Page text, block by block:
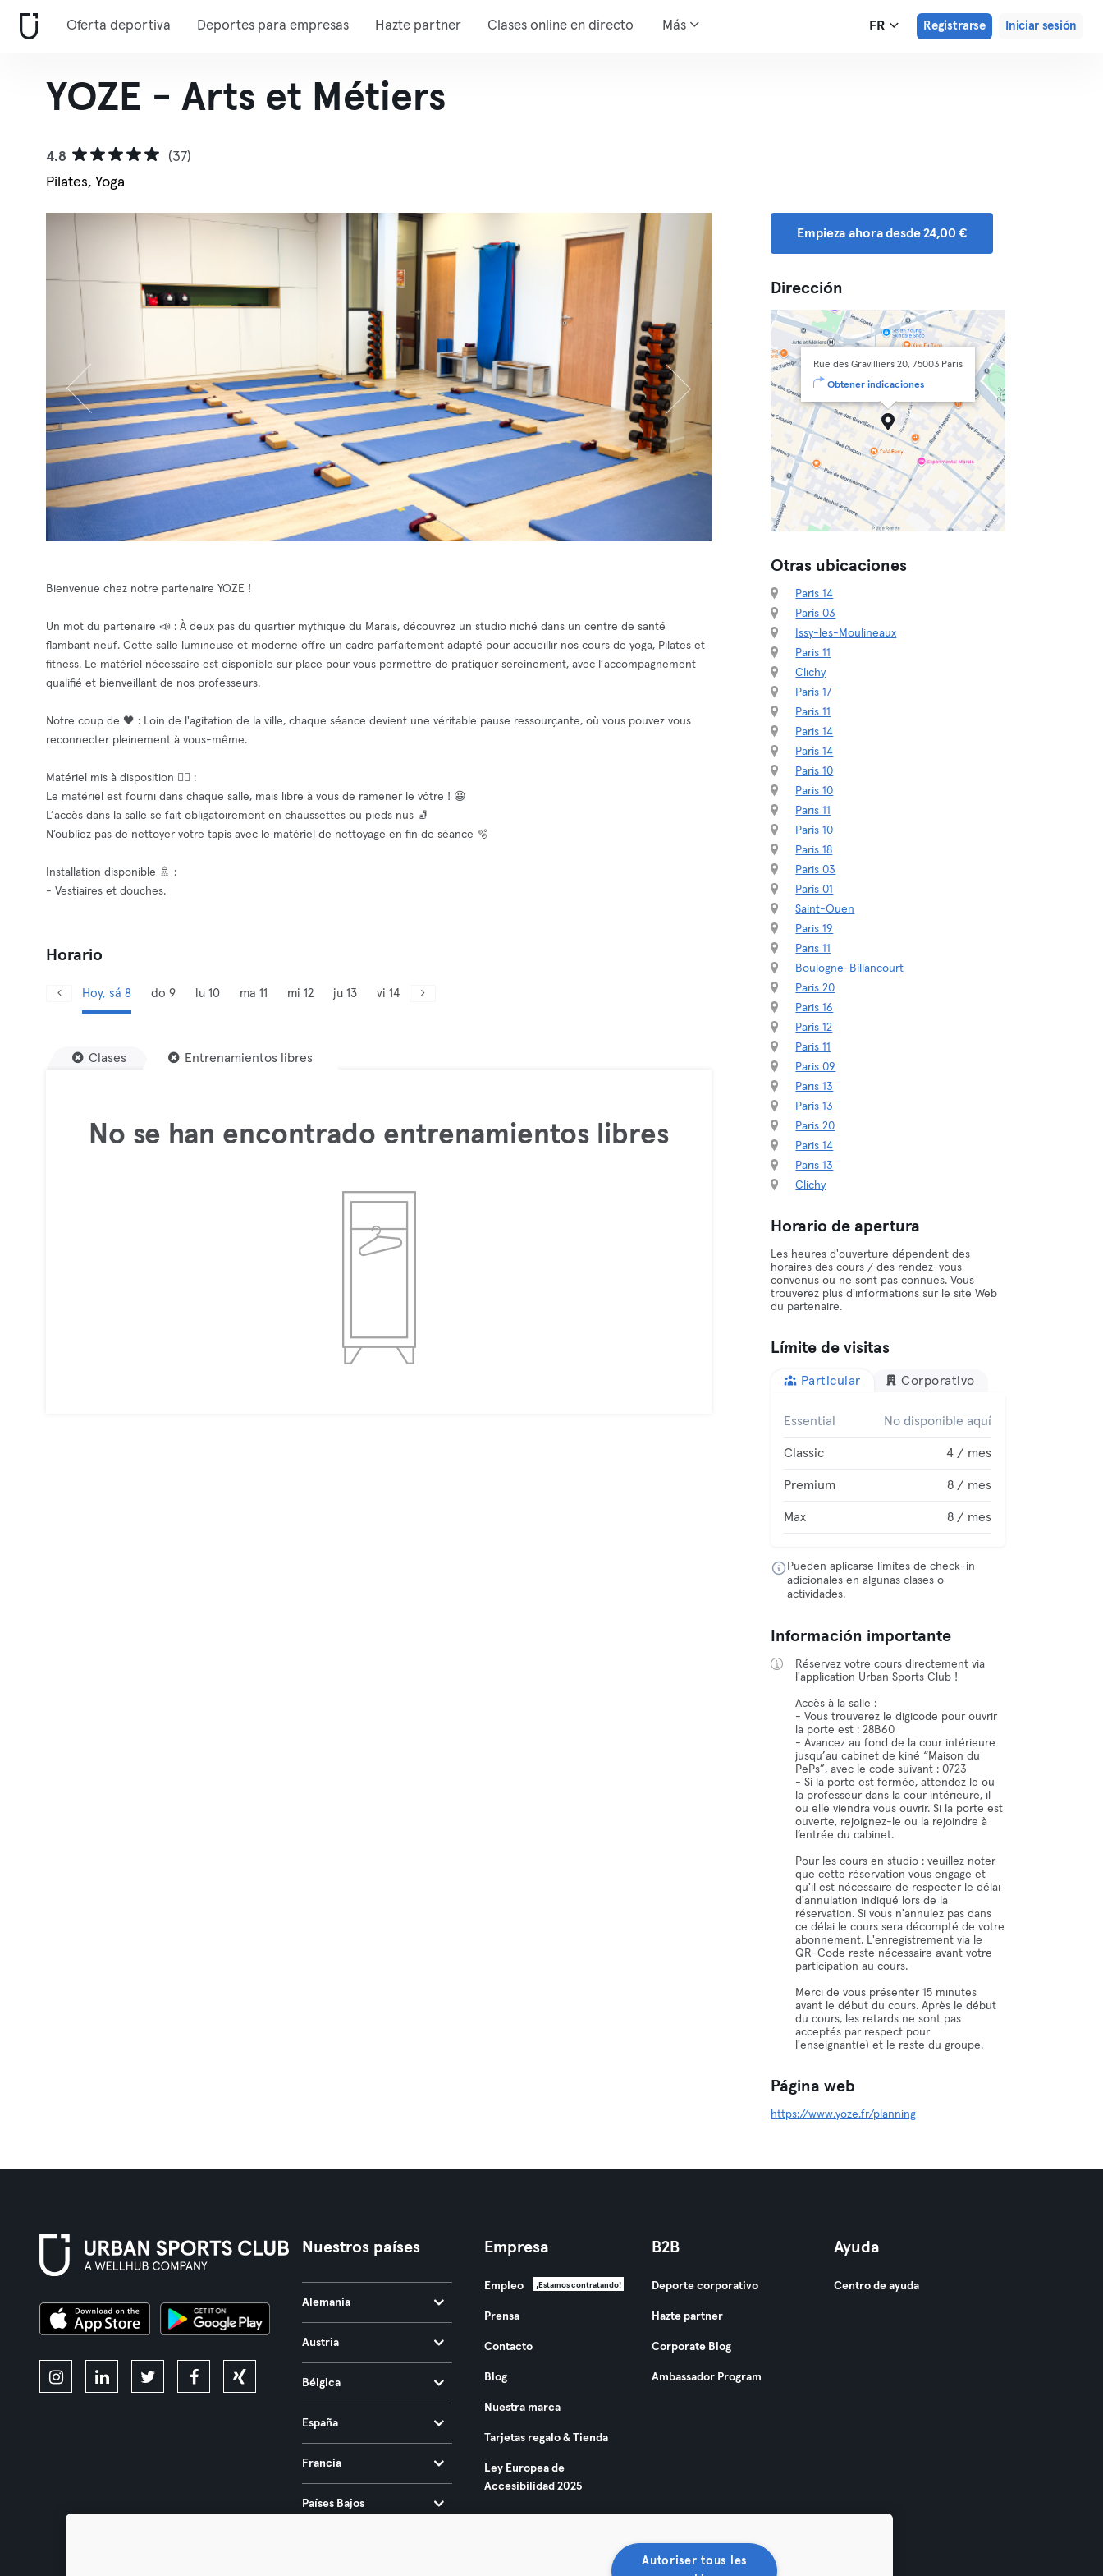
Oferta deportiva Deportes para empresas Hazte partner Clases online en directo Más FR Registrarse Iniciar sesión
YOZE - Arts et Métiers
4.8
(37)
Pilates, Yoga
Bienvenue chez notre partenaire YOZE !
Un mot du partenaire 📣 : À deux pas du quartier mythique du Marais, découvrez un studio niché dans un centre de santé
flambant neuf. Cette salle lumineuse et moderne offre un cadre parfaitement adapté pour accueillir nos cours de yoga, Pilates et
fitness. Le matériel nécessaire est disponible sur place pour vous permettre de pratiquer sereinement, avec l’accompagnement
qualifié et bienveillant de nos professeurs.
Notre coup de 🖤 : Loin de l'agitation de la ville, chaque séance devient une véritable pause ressourçante, où vous pouvez vous
reconnecter pleinement à vous-même.
Matériel mis à disposition 🧘‍♂️ :
Le matériel est fourni dans chaque salle, mais libre à vous de ramener le vôtre ! 😀
L’accès dans la salle se fait obligatoirement en chaussettes ou pieds nus 🧦
N’oubliez pas de nettoyer votre tapis avec le matériel de nettoyage en fin de séance 🫧
Installation disponible 🚿 :
- Vestiaires et douches.
Horario
Hoy, sá 8 do 9 lu 10 ma 11 mi 12 ju 13 vi 14
Clases Entrenamientos libres
No se han encontrado entrenamientos libres
Empieza ahora desde 24,00 €
Dirección
Rue des Gravilliers 20, 75003 Paris
Obtener indicaciones
Otras ubicaciones
Paris 14
Paris 03
Issy-les-Moulineaux
Paris 11
Clichy
Paris 17
Paris 11
Paris 14
Paris 14
Paris 10
Paris 10
Paris 11
Paris 10
Paris 18
Paris 03
Paris 01
Saint-Ouen
Paris 19
Paris 11
Boulogne-Billancourt
Paris 20
Paris 16
Paris 12
Paris 11
Paris 09
Paris 13
Paris 13
Paris 20
Paris 14
Paris 13
Clichy
Horario de apertura
Les heures d'ouverture dépendent des
horaires des cours / des rendez-vous
convenus ou ne sont pas connues. Vous
trouverez plus d'informations sur le site Web
du partenaire.
Límite de visitas
Particular Corporativo
Essential No disponible aquí
Classic 4 / mes
Premium 8 / mes
Max 8 / mes
Pueden aplicarse límites de check-in
adicionales en algunas clases o
actividades.
Información importante
Réservez votre cours directement via
l'application Urban Sports Club !
Accès à la salle :
- Vous trouverez le digicode pour ouvrir
la porte est : 28B60
- Avancez au fond de la cour intérieure
jusqu’au cabinet de kiné “Maison du
PePs”, avec le code suivant : 0723
- Si la porte est fermée, attendez le ou
la professeur dans la cour intérieure, il
ou elle viendra vous ouvrir. Si la porte est
ouverte, rejoignez-le ou la rejoindre à
l’entrée du cabinet.
Pour les cours en studio : veuillez noter
que cette réservation vous engage et
qu'il est nécessaire de respecter le délai
d'annulation indiqué lors de la
réservation. Si vous n'annulez pas dans
ce délai le cours sera décompté de votre
abonnement. L'enregistrement via le
QR-Code reste nécessaire avant votre
participation au cours.
Merci de vous présenter 15 minutes
avant le début du cours. Après le début
du cours, les retards ne sont pas
acceptés par respect pour
l'enseignant(e) et le reste du groupe.
Página web
https://www.yoze.fr/planning
Nuestros países
Alemania
Austria
Bélgica
España
Francia
Países Bajos
Empresa
Empleo ¡Estamos contratando!
Prensa
Contacto
Blog
Nuestra marca
Tarjetas regalo & Tienda
Ley Europea de
Accesibilidad 2025
B2B
Deporte corporativo
Hazte partner
Corporate Blog
Ambassador Program
Ayuda
Centro de ayuda
Autoriser tous les